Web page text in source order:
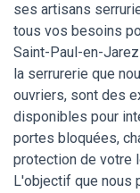
ses artisans
tous vos besoins
Saint-Paul-en-
la serrurerie que
ouvriers, sont des
disponibles pour
portes bloquées,
protection de votre
L'objectif que nous